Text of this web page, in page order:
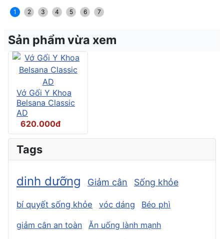
1 2 3 4 5 6 7
Sản phẩm vừa xem
Vớ Gối Y Khoa
Belsana Classic
AD
620.000đ
Tags
dinh dưỡng Giảm cân Sống khỏe
bí quyết sống khỏe vóc dáng Béo phì
giảm cân an toàn
Ăn uống lành mạnh